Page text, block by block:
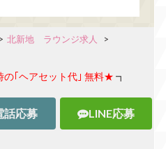
> 北新地 ラウンジ求人
>
｢ヘアセット代｣ 無料★ ┓
話応募 LINE応募